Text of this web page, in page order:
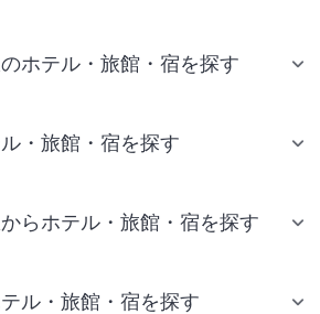
ホテル・旅館・宿を探す
・旅館・宿を探す
らホテル・旅館・宿を探す
ル・旅館・宿を探す